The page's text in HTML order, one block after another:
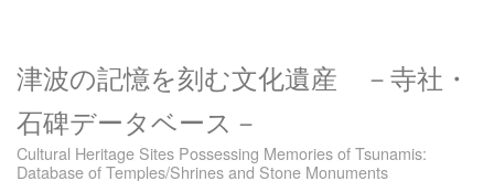
津波の記憶を刻む文化遺産 －寺社・
石碑データベース－
Cultural Heritage Sites Possessing Memories of Tsunamis:
Database of Temples/Shrines and Stone Monuments